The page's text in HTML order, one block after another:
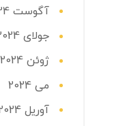
آگوست 2024
جولای 2024
ژوئن 2024
می 2024
آوریل 2024